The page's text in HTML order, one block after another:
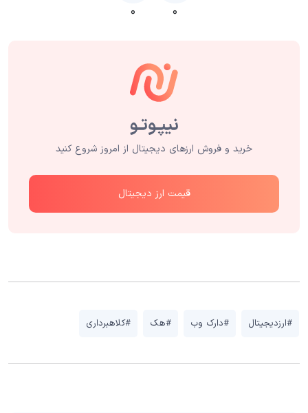
۰ ۰
خرید و فروش ارزهای دیجیتال از امروز شروع کنید
قیمت ارز دیجیتال
#ارزدیجیتال #دارک وب #هک #کلاهبرداری